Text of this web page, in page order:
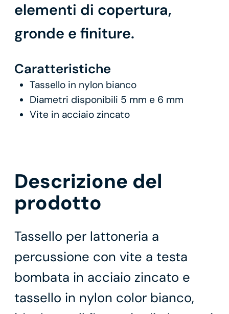
elementi di copertura,
gronde e finiture.
Caratteristiche
Tassello in nylon bianco
Diametri disponibili 5 mm e 6 mm
Vite in acciaio zincato
Descrizione del
prodotto
Tassello per lattoneria a
percussione con vite a testa
bombata in acciaio zincato e
tassello in nylon color bianco,